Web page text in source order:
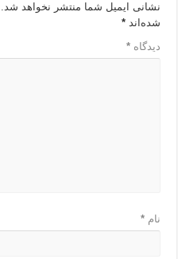
نشانی ایمیل شما منتشر نخواهد شد.
شده‌اند*
دیدگاه*
نام*